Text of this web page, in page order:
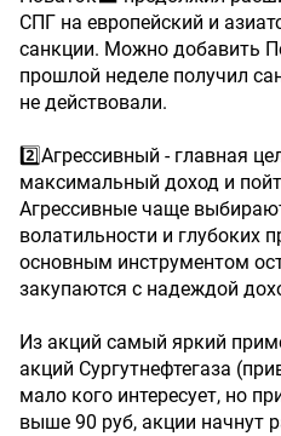
СПГ на европейский и
санкции. Можно добавить
прошлой неделе получил
не действовали.
2️⃣Агрессивный - главная
максимальный доход и
Агрессивные чаще
волатильности и глубоких
основным инструментом
закупаются с надеждой
Из акций самый яркий
акций Сургутнефтегаза
мало кого интересует, но
выше 90 руб, акции начнут